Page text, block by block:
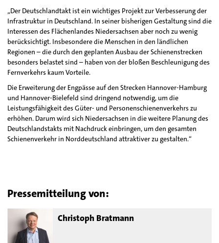
„Der Deutschlandtakt ist ein wichtiges Projekt zur Verbesserung der
Infrastruktur in Deutschland. In seiner bisherigen Gestaltung sind die
Interessen des Flächenlandes Niedersachsen aber noch zu wenig
berücksichtigt. Insbesondere die Menschen in den ländlichen
Regionen – die durch den geplanten Ausbau der Schienenstrecken
besonders belastet sind – haben von der bloßen Beschleunigung des
Fernverkehrs kaum Vorteile.
Die Erweiterung der Engpässe auf den Strecken Hannover-Hamburg
und Hannover-Bielefeld sind dringend notwendig, um die
Leistungsfähigkeit des Güter- und Personenschienenverkehrs zu
erhöhen. Darum wird sich Niedersachsen in die weitere Planung des
Deutschlandstakts mit Nachdruck einbringen, um den gesamten
Schienenverkehr in Norddeutschland attraktiver zu gestalten.“
Pressemitteilung von:
Christoph Bratmann